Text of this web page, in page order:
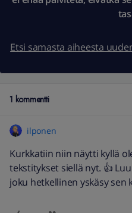
Etsi samasta aiheesta
1 kommentti
ilponen
Kurkkatiin niin näytti kyllä
tekstitykset siellä nyt. 👍
joku hetkellinen yskäsy sen